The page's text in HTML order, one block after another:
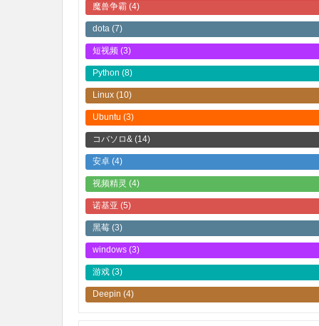
魔兽争霸 (4)
dota (7)
短视频 (3)
Python (8)
Linux (10)
Ubuntu (3)
コバソロ& (14)
安卓 (4)
视频精灵 (4)
诺基亚 (5)
黑莓 (3)
windows (3)
游戏 (3)
Deepin (4)